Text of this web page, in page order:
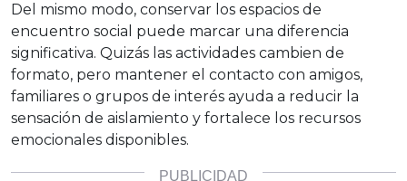
Del mismo modo, conservar los espacios de
encuentro social puede marcar una diferencia
significativa. Quizás las actividades cambien de
formato, pero mantener el contacto con amigos,
familiares o grupos de interés ayuda a reducir la
sensación de aislamiento y fortalece los recursos
emocionales disponibles.